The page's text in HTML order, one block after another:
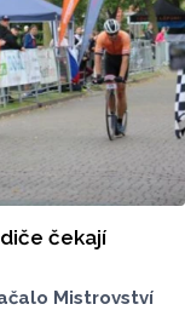
čekají
Mistrovství